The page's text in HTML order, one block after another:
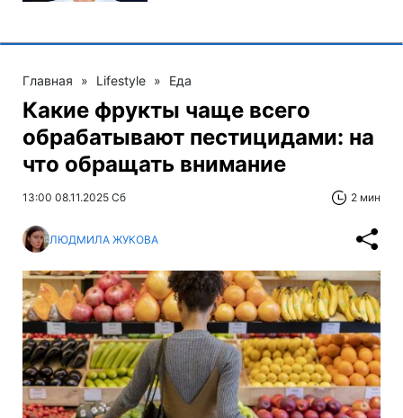
Главная » Lifestyle » Еда
Какие фрукты чаще всего
обрабатывают пестицидами: на
что обращать внимание
13:00 08.11.2025 Сб 2 мин
ЛЮДМИЛА ЖУКОВА